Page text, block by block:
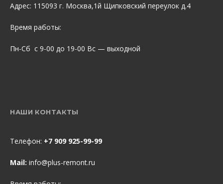
Адрес: 115093 г. Москва,1й Щипковский переулок д.4
Время работы:
Пн-Сб с 9-00 до 19-00 Вс — выходной
НАШИ КОНТАКТЫ
Телефон: +7 909 925-99-99
Mail: info@plus-remont.ru